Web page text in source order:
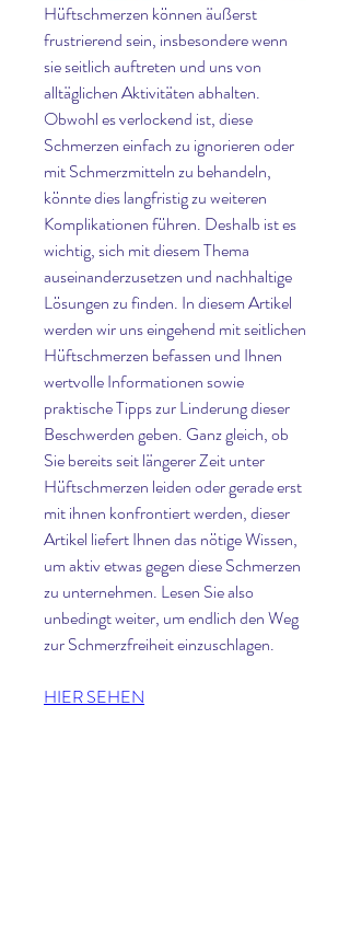
Hüftschmerzen können äußerst
frustrierend sein, insbesondere wenn
sie seitlich auftreten und uns von
alltäglichen Aktivitäten abhalten.
Obwohl es verlockend ist, diese
Schmerzen einfach zu ignorieren oder
mit Schmerzmitteln zu behandeln,
könnte dies langfristig zu weiteren
Komplikationen führen. Deshalb ist es
wichtig, sich mit diesem Thema
auseinanderzusetzen und nachhaltige
Lösungen zu finden. In diesem Artikel
werden wir uns eingehend mit seitlichen
Hüftschmerzen befassen und Ihnen
wertvolle Informationen sowie
praktische Tipps zur Linderung dieser
Beschwerden geben. Ganz gleich, ob
Sie bereits seit längerer Zeit unter
Hüftschmerzen leiden oder gerade erst
mit ihnen konfrontiert werden, dieser
Artikel liefert Ihnen das nötige Wissen,
um aktiv etwas gegen diese Schmerzen
zu unternehmen. Lesen Sie also
unbedingt weiter, um endlich den Weg
zur Schmerzfreiheit einzuschlagen.
HIER SEHEN